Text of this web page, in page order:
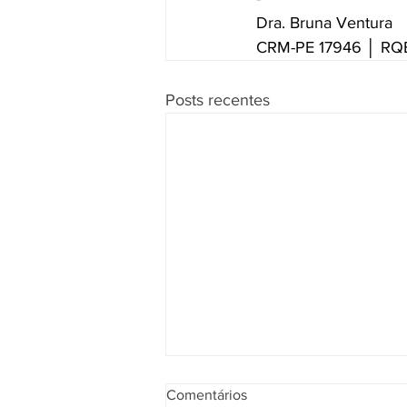
Dra. Bruna Ventura
CRM-PE 17946 │
Posts recentes
Comentários